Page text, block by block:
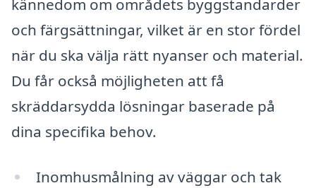
kännedom om områdets byggstandarder
och färgsättningar, vilket är en stor fördel
när du ska välja rätt nyanser och material.
Du får också möjligheten att få
skräddarsydda lösningar baserade på
dina specifika behov.
Inomhusmålning av väggar och tak